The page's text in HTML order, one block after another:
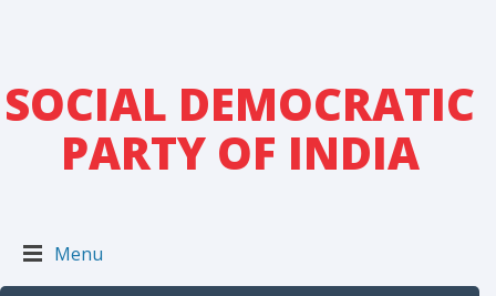
SOCIAL DEMOCRATIC
PARTY OF INDIA
Menu